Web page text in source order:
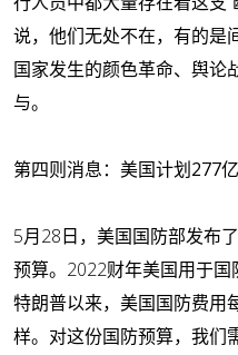
说，他们无处不在，有的是
国家发生的颜色革命、舆论
与。
第四则消息：美国计划277
5月28日，美国国防部发布
预算。2022财年美国用于
特朗普以来，美国国防费用
样。对这份国防预算，我们